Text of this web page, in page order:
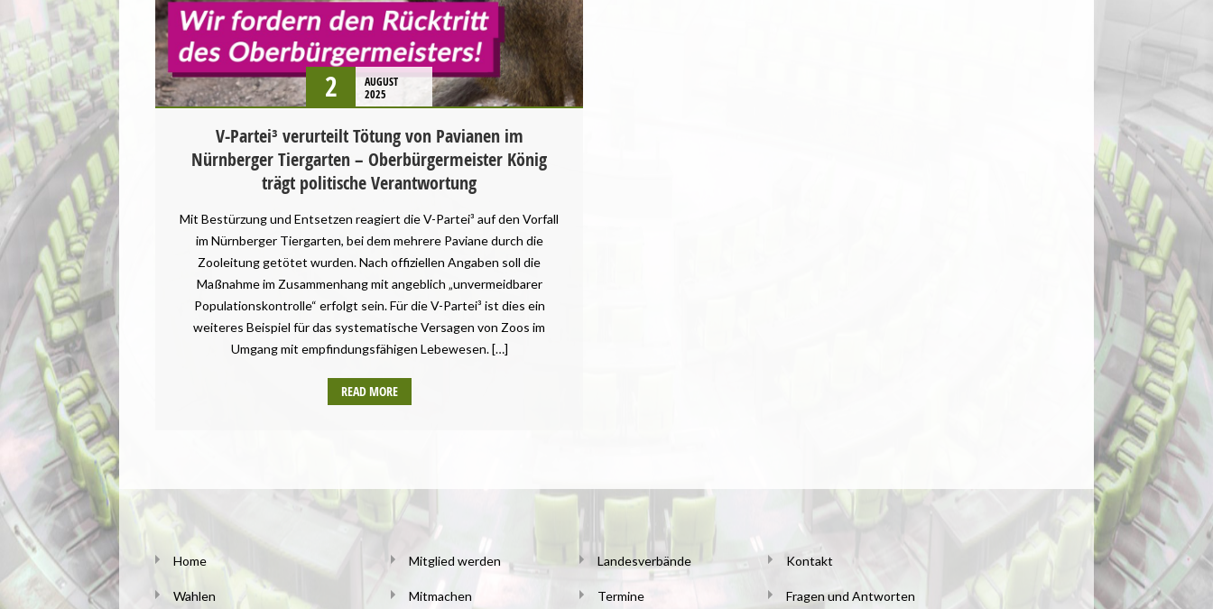
2
AUGUST
2025
V-Partei³ verurteilt Tötung von Pavianen im
Nürnberger Tiergarten – Oberbürgermeister König
trägt politische Verantwortung
Mit Bestürzung und Entsetzen reagiert die V-Partei³ auf den Vorfall
im Nürnberger Tiergarten, bei dem mehrere Paviane durch die
Zooleitung getötet wurden. Nach offiziellen Angaben soll die
Maßnahme im Zusammenhang mit angeblich „unvermeidbarer
Populationskontrolle“ erfolgt sein. Für die V-Partei³ ist dies ein
weiteres Beispiel für das systematische Versagen von Zoos im
Umgang mit empfindungsfähigen Lebewesen. […]
READ MORE
Home
Wahlen
Mitglied werden
Mitmachen
Landesverbände
Termine
Kontakt
Fragen und Antworten